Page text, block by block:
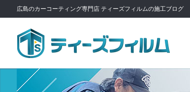
広島のカーコーティング専門店 ティーズフィルムの施工ブログ